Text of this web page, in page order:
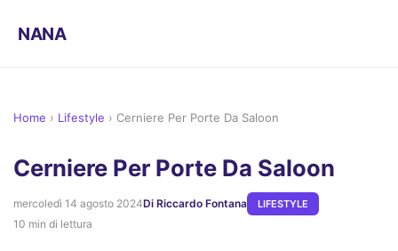
NANA
Home › Lifestyle › Cerniere Per Porte Da Saloon
Cerniere Per Porte Da Saloon
mercoledì 14 agosto 2024Di Riccardo Fontana LIFESTYLE
10 min di lettura